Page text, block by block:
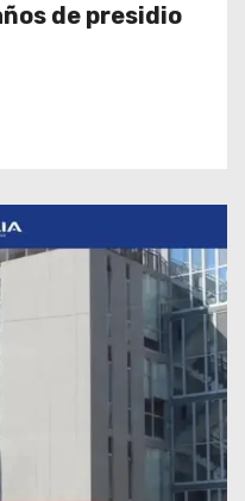
de presidio